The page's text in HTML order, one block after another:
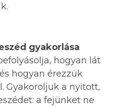
gyakorlása
hogyan lát
hogyan érezzük
Gyakoroljuk a nyitott,
a fejünket ne